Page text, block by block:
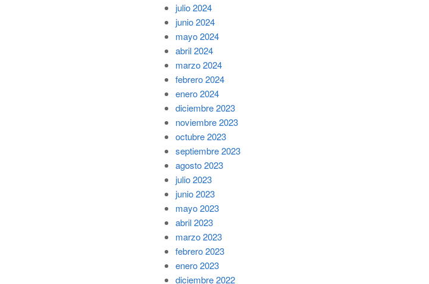
julio 2024
junio 2024
mayo 2024
abril 2024
marzo 2024
febrero 2024
enero 2024
diciembre 2023
noviembre 2023
octubre 2023
septiembre 2023
agosto 2023
julio 2023
junio 2023
mayo 2023
abril 2023
marzo 2023
febrero 2023
enero 2023
diciembre 2022